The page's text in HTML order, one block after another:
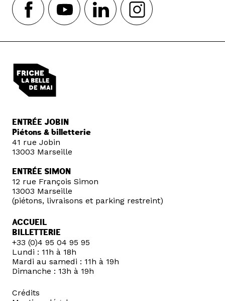
ENTRÉE JOBIN
Piétons & billetterie
41 rue Jobin
13003 Marseille
ENTRÉE SIMON
12 rue François Simon
13003 Marseille
(piétons, livraisons et parking restreint)
ACCUEIL
BILLETTERIE
+33 (0)4 95 04 95 95
Lundi : 11h à 18h
Mardi au samedi : 11h à 19h
Dimanche : 13h à 19h
Crédits